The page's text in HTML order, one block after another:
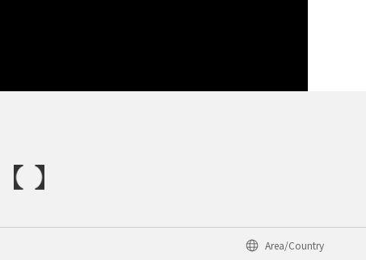
Area/Country